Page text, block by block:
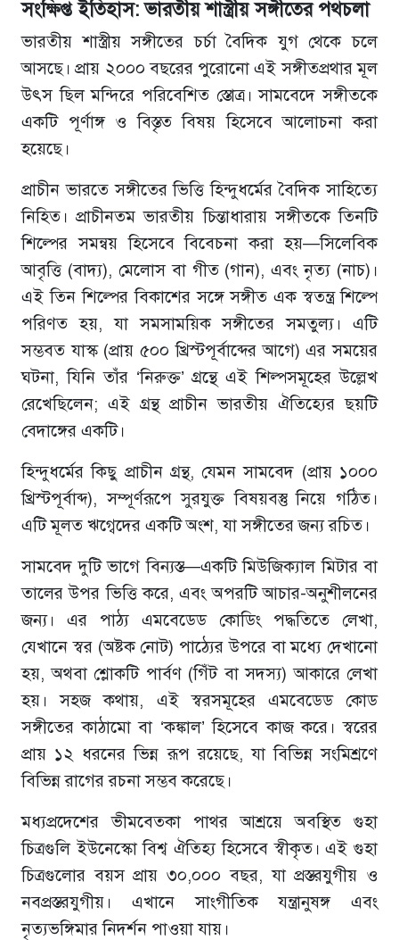
সংক্ষিপ্ত ইতিহাস: ভারতীয় শাস্ত্রীয় সঙ্গীতের পথচলা
ভারতীয় শাস্ত্রীয় সঙ্গীতের চর্চা বৈদিক যুগ থেকে চলে
আসছে। প্রায় ২০০০ বছরের পুরোনো এই সঙ্গীতপ্রথার মূল
উৎস ছিল মন্দিরে পরিবেশিত স্তোত্র। সামবেদে সঙ্গীতকে
একটি পূর্ণাঙ্গ ও বিস্তৃত বিষয় হিসেবে আলোচনা করা
হয়েছে।
প্রাচীন ভারতে সঙ্গীতের ভিত্তি হিন্দুধর্মের বৈদিক সাহিত্যে
নিহিত। প্রাচীনতম ভারতীয় চিন্তাধারায় সঙ্গীতকে তিনটি
শিল্পের সমন্বয় হিসেবে বিবেচনা করা হয়—সিলেবিক
আবৃত্তি (বাদ্য), মেলোস বা গীত (গান), এবং নৃত্য (নাচ)।
এই তিন শিল্পের বিকাশের সঙ্গে সঙ্গীত এক স্বতন্ত্র শিল্পে
পরিণত হয়, যা সমসাময়িক সঙ্গীতের সমতুল্য। এটি
সম্ভবত যাস্ক (প্রায় ৫০০ খ্রিস্টপূর্বাব্দের আগে) এর সময়ের
ঘটনা, যিনি তাঁর ‘নিরুক্ত’ গ্রন্থে এই শিল্পসমূহের উল্লেখ
রেখেছিলেন; এই গ্রন্থ প্রাচীন ভারতীয় ঐতিহ্যের ছয়টি
বেদাঙ্গের একটি।
হিন্দুধর্মের কিছু প্রাচীন গ্রন্থ, যেমন সামবেদ (প্রায় ১০০০
খ্রিস্টপূর্বাব্দ), সম্পূর্ণরূপে সুরযুক্ত বিষয়বস্তু নিয়ে গঠিত।
এটি মূলত ঋগ্বেদের একটি অংশ, যা সঙ্গীতের জন্য রচিত।
সামবেদ দুটি ভাগে বিন্যস্ত—একটি মিউজিক্যাল মিটার বা
তালের উপর ভিত্তি করে, এবং অপরটি আচার-অনুশীলনের
জন্য। এর পাঠ্য এমবেডেড কোডিং পদ্ধতিতে লেখা,
যেখানে স্বর (অষ্টক নোট) পাঠ্যের উপরে বা মধ্যে দেখানো
হয়, অথবা শ্লোকটি পার্বণ (গিঁট বা সদস্য) আকারে লেখা
হয়। সহজ কথায়, এই স্বরসমূহের এমবেডেড কোড
সঙ্গীতের কাঠামো বা ‘কঙ্কাল’ হিসেবে কাজ করে। স্বরের
প্রায় ১২ ধরনের ভিন্ন রূপ রয়েছে, যা বিভিন্ন সংমিশ্রণে
বিভিন্ন রাগের রচনা সম্ভব করেছে।
মধ্যপ্রদেশের ভীমবেতকা পাথর আশ্রয়ে অবস্থিত গুহা
চিত্রগুলি ইউনেস্কো বিশ্ব ঐতিহ্য হিসেবে স্বীকৃত। এই গুহা
চিত্রগুলোর বয়স প্রায় ৩০,০০০ বছর, যা প্রস্তরযুগীয় ও
নবপ্রস্তরযুগীয়। এখানে সাংগীতিক যন্ত্রানুষঙ্গ এবং
নৃত্যভঙ্গিমার নিদর্শন পাওয়া যায়।